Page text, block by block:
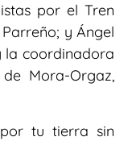
por el Tren
y Ángel
la coordinadora
Mora-Orgaz,
tu tierra sin